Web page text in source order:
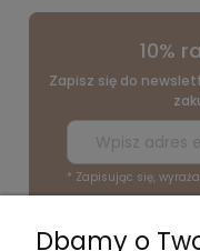
10%
Zapisz się do
* Zapisując się,
Dbamy o